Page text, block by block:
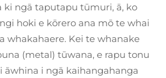
ki ngā taputapu tūmuri, ā, ko
hoki e kōrero ana mō te whai
whakahaere. Kei te whanake
(metal) tūwana, e rapu tonu
āwhina i ngā kaihangahanga